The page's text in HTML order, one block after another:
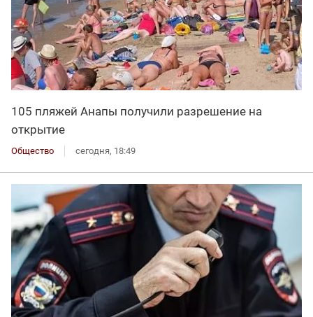
105 пляжей Анапы получили разрешение на
открытие
Общество сегодня, 18:49